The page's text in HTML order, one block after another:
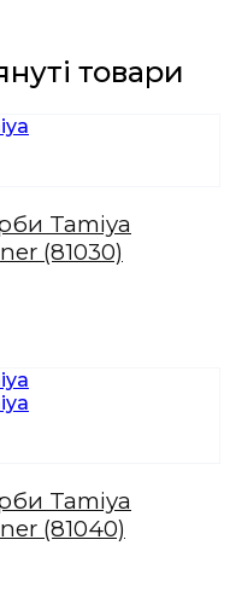
товари
Tamiya
(81030)
Tamiya
(81040)